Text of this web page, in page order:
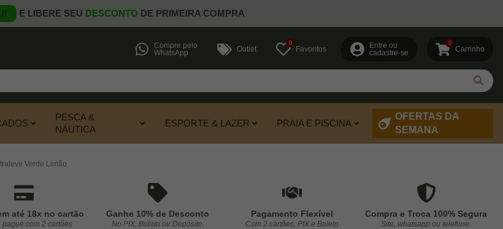
E LIBERE SEU DESCONTO DE PRIMEIRA COMPRA
Compre pelo
WhatsApp
Outlet
0
Favoritos
Entre ou
cadastre-se
0
Carrinho
PESCA &
NÁUTICA
ESPORTE & LAZER PRAIA E PISCINA
OFERTAS DA
SEMANA
Verde Limão
até 18x no cartão
pague com 2 cartões
Ganhe 10% de Desconto
No PIX, Boleto ou Depósito.
Pagamento Flexível
Com 2 cartões, PIX e Boleto
Compra e Troca 100% Segura
Site, whatsapp ou telefone.